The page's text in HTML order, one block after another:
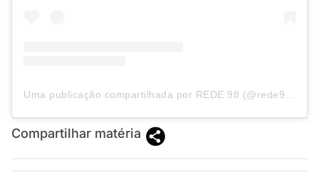
Compartilhar matéria